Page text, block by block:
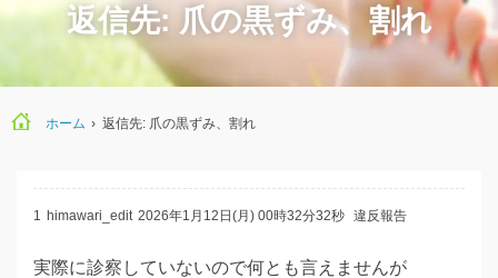
シェア 掲示板 検索
返信先: 爪の黒ずみ、割れ
ホーム › 返信先: 爪の黒ずみ、割れ
1 himawari_edit 2026年1月12日(月) 00時32分32秒 違反報告
実際に診察していないので何とも言えませんが